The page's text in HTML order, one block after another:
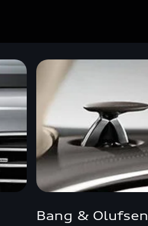
Bang & Olufsen